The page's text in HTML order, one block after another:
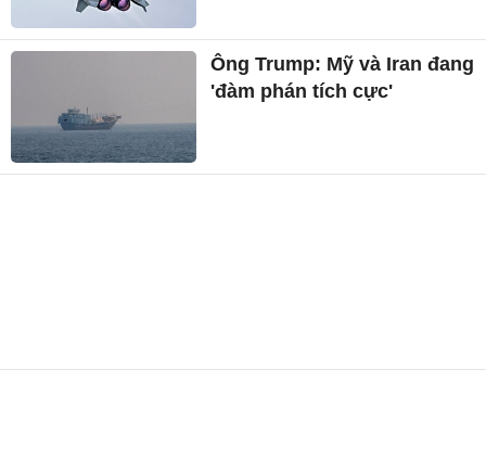
Ông Trump: Mỹ và Iran đang
'đàm phán tích cực'